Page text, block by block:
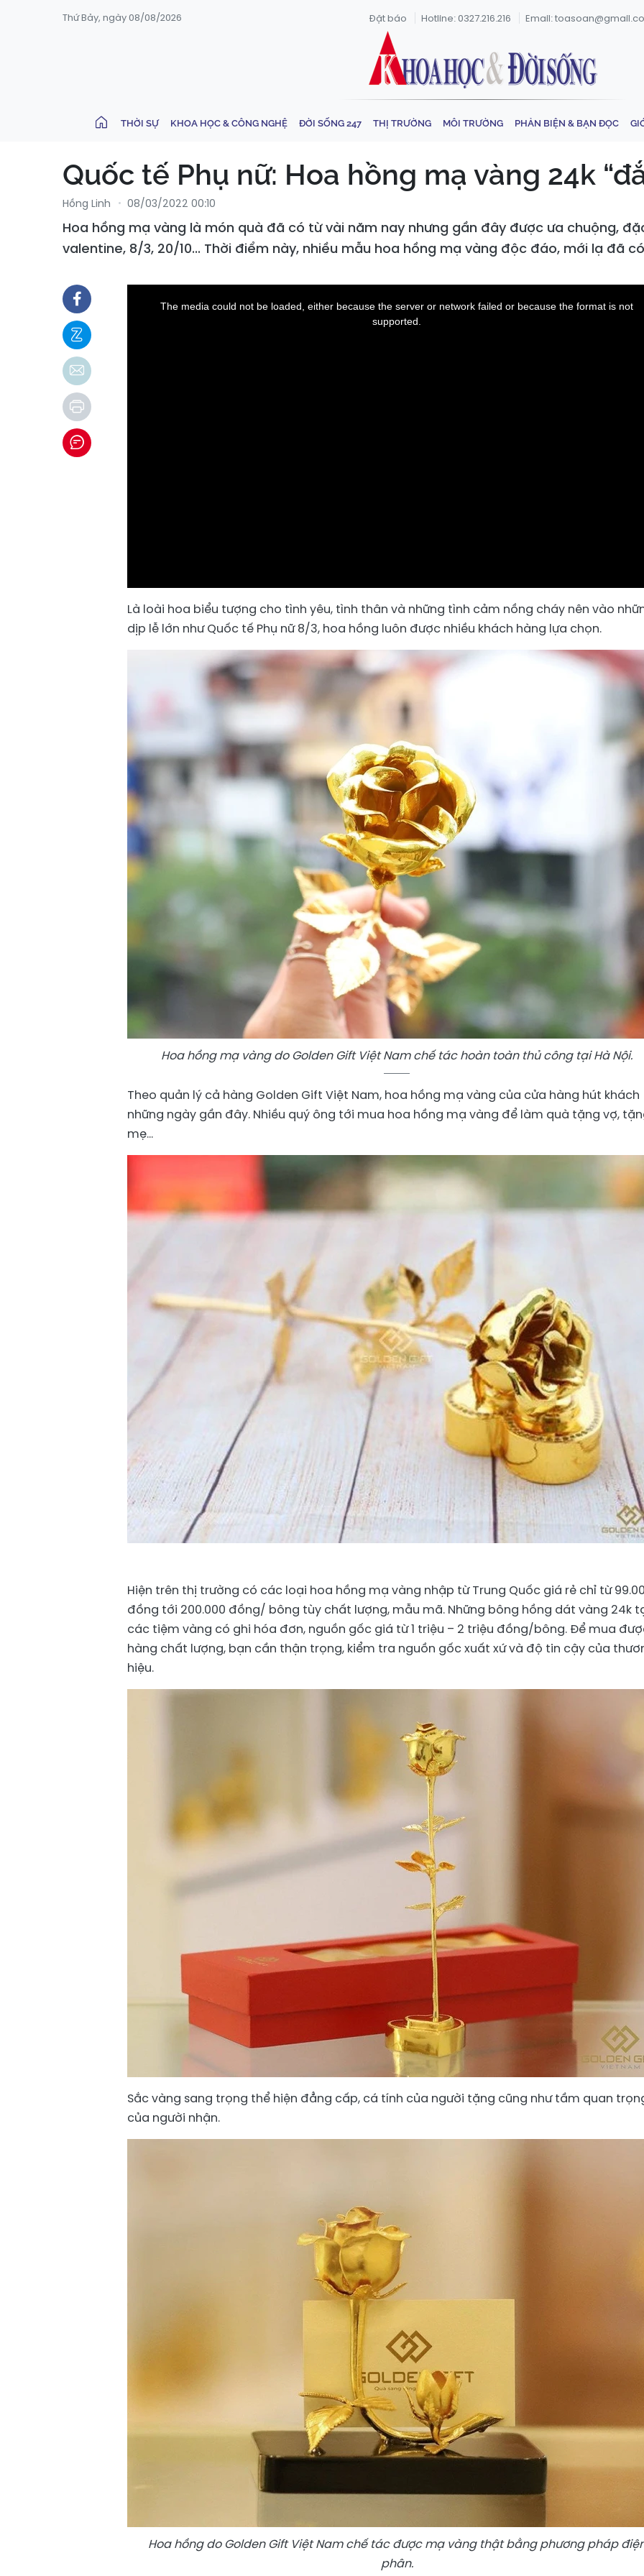
Thứ Bảy, ngày 08/08/2026 Đặt báo Hotline: 0327.216.216 Email:
THỜI SỰ KHOA HỌC & CÔNG NGHỆ ĐỜI SỐNG 247 THỊ TRƯỜNG MÔI TRƯỜNG PHẢN BIỆN & BẠN ĐỌC
Quốc tế Phụ nữ: Hoa hồng mạ vàng 24k
Hồng Linh 08/03/2022 00:10
Hoa hồng mạ vàng là món quà đã có từ vài năm nay nhưng gần đây được ưa chuộng,
valentine, 8/3, 20/10... Thời điểm này, nhiều mẫu hoa hồng mạ vàng độc đáo, mới lạ đã
The media could not be loaded, either because the server or network failed or because the format is not
supported.
Là loài hoa biểu tượng cho tình yêu, tình thân và những tình cảm nồng cháy nên vào
dịp lễ lớn như Quốc tế Phụ nữ 8/3, hoa hồng luôn được nhiều khách hàng lựa chọn.
Hoa hồng mạ vàng do Golden Gift Việt Nam chế tác hoàn toàn thủ công tại Hà Nội.
Theo quản lý cả hàng Golden Gift Việt Nam, hoa hồng mạ vàng của cửa hàng hút khách
những ngày gần đây. Nhiều quý ông tới mua hoa hồng mạ vàng để làm quà tặng vợ,
mẹ...
Hiện trên thị trường có các loại hoa hồng mạ vàng nhập từ Trung Quốc giá rẻ chỉ từ
đồng tới 200.000 đồng/ bông tùy chất lượng, mẫu mã. Những bông hồng dát vàng 24k
các tiệm vàng có ghi hóa đơn, nguồn gốc giá từ 1 triệu – 2 triệu đồng/bông. Để mua
hàng chất lượng, bạn cần thận trọng, kiểm tra nguồn gốc xuất xứ và độ tin cậy của
hiệu.
Sắc vàng sang trọng thể hiện đẳng cấp, cá tính của người tặng cũng như tầm quan
của người nhận.
Hoa hồng do Golden Gift Việt Nam chế tác được mạ vàng thật bằng phương pháp
phân.